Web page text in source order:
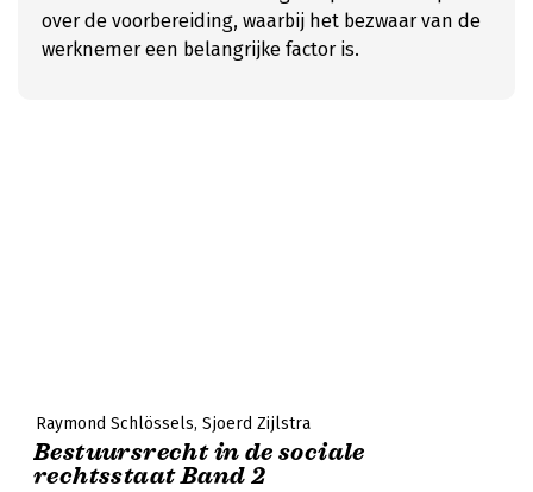
over de voorbereiding, waarbij het bezwaar van de
werknemer een belangrijke factor is.
Raymond Schlössels Sjoerd Zijlstra
Bestuursrecht in de sociale
rechtsstaat Band 2